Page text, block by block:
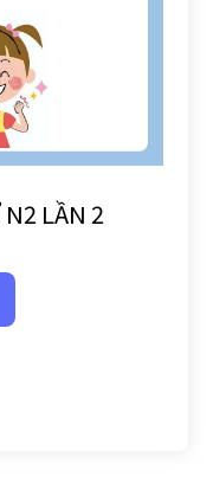
LẦN 2